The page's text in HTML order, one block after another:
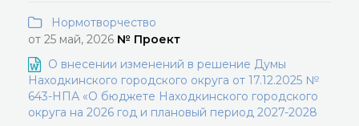
Нормотворчество
от 25 май, 2026 № Проект
О внесении изменений в решение Думы
Находкинского городского округа от 17.12.2025 №
643-НПА «О бюджете Находкинского городского
округа на 2026 год и плановый период 2027-2028